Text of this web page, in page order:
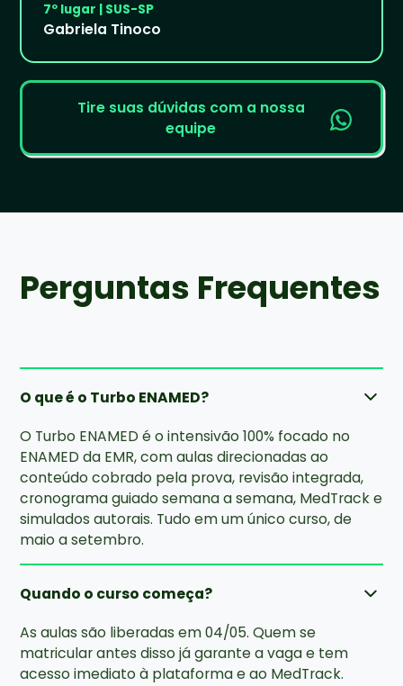
7º lugar | SUS-SP
Gabriela Tinoco
Tire suas dúvidas com a nossa
equipe
Perguntas Frequentes
O que é o Turbo ENAMED?
O Turbo ENAMED é o intensivão 100% focado no
ENAMED da EMR, com aulas direcionadas ao
conteúdo cobrado pela prova, revisão integrada,
cronograma guiado semana a semana, MedTrack e
simulados autorais. Tudo em um único curso, de
maio a setembro.
Quando o curso começa?
As aulas são liberadas em 04/05. Quem se
matricular antes disso já garante a vaga e tem
acesso imediato à plataforma e ao MedTrack.